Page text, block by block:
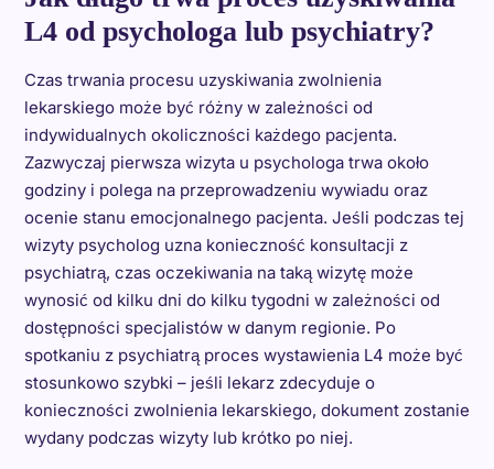
L4 od psychologa lub psychiatry?
Czas trwania procesu uzyskiwania zwolnienia
lekarskiego może być różny w zależności od
indywidualnych okoliczności każdego pacjenta.
Zazwyczaj pierwsza wizyta u psychologa trwa około
godziny i polega na przeprowadzeniu wywiadu oraz
ocenie stanu emocjonalnego pacjenta. Jeśli podczas tej
wizyty psycholog uzna konieczność konsultacji z
psychiatrą, czas oczekiwania na taką wizytę może
wynosić od kilku dni do kilku tygodni w zależności od
dostępności specjalistów w danym regionie. Po
spotkaniu z psychiatrą proces wystawienia L4 może być
stosunkowo szybki – jeśli lekarz zdecyduje o
konieczności zwolnienia lekarskiego, dokument zostanie
wydany podczas wizyty lub krótko po niej.